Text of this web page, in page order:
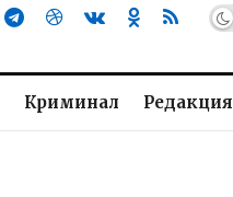
Криминал Редакция